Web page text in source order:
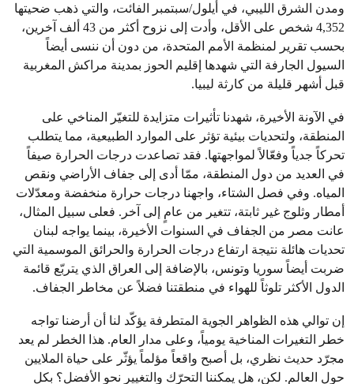
ومدن الشرق الليبي، في أيلول/سبتمبر الفائت، والتي ذهب ضحيتها
4,352 شخص على الأقل، وأدت إلى نزوح أكثر من 43 ألف آخرين،
بحسب تقرير لمنظمة الأمم المتحدة، من دون أن ننسى أيضاً
السيول الجارفة التي شهدها إقليم الحوز بمدينة مراكش المغربية
قبل أشهر قليلة من كارثة ليبيا.
في الآونة الأخيرة، شهدنا تأثيرات متزايدة للتغيّر المناخي على
المنطقة، ولتحديات بيئية تؤثر على الموارد الطبيعية، مما يتطلب
تحركاً جدياً وفعّالاً لمواجهتها. فقد تصاعدت درجات الحرارة صيفاً
في العديد من دول المنطقة، ممّا أدى إلى جفاف الأراضي ونقص
المياه. وفي فصل الشتاء، واجهنا درجات حرارة منخفضة ومعدّلات
أمطار وثلوج غير ثابتة، تتغير من عامٍ إلى آخر. فعلى سبيل المثال،
عانت مصر من الجفاف في السنوات الأخيرة، بينما يواجه لبنان
تحديات هائلة نتيجة ارتفاع درجات الحرارة والحرائق الموسمية التي
ضربت أيضاً سوريا وتونس، بالإضافة إلى العراق الذي يتربّع قائمة
الدول الأكثر تلوثاً للهواء في منطقتنا فضلاً عن مخاطر الجفاف.
إن توالي هذه الظواهر الجوية المتطرفة يؤكّد لنا أن أرضنا تواجه
خطر التغيرات المناخية يومياً، وعلى مدار العام. هذا الخطر لم يعد
مجرّد حديث نظري، بل أصبح واقعاً مؤلماً يؤثّر على حياة الملايين
حول العالم. لكن، هل يمكننا التحرّك والتغيير نحو الأفضل؟ بكل